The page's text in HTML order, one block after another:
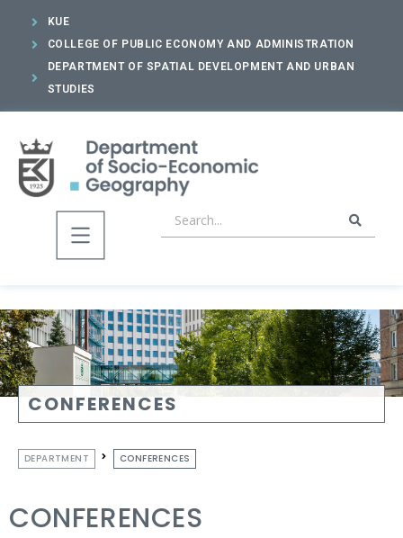
KUE
COLLEGE OF PUBLIC ECONOMY AND ADMINISTRATION
DEPARTMENT OF SPATIAL DEVELOPMENT AND URBAN
STUDIES
CONFERENCES
DEPARTMENT CONFERENCES
CONFERENCES